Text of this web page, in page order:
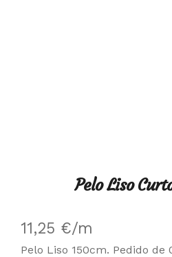
Pelo Liso
11,25 €/m
Pelo Liso 150cm. Pedido de